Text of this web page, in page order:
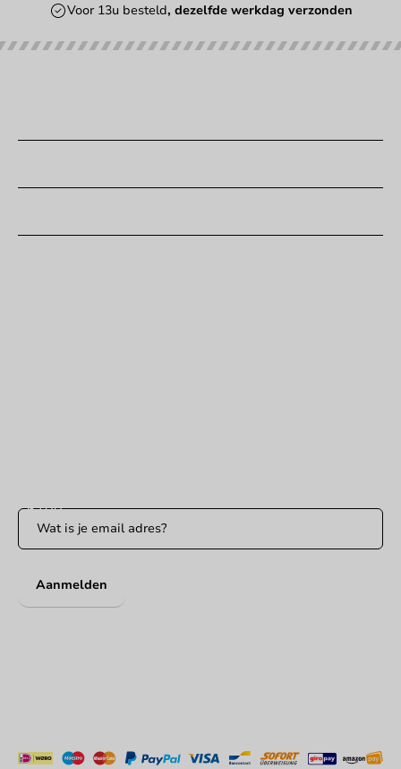
Voor 13u besteld, dezelfde werkdag verzonden
Aanmelden